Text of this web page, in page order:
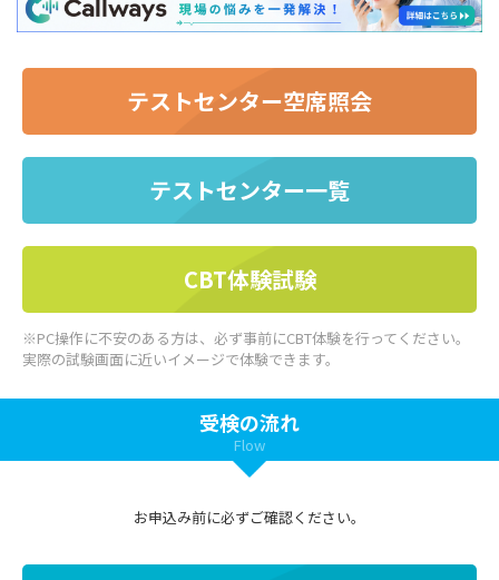
テストセンター空席照会
テストセンター一覧
CBT体験試験
※PC操作に不安のある方は、必ず事前にCBT体験を行ってください。
実際の試験画面に近いイメージで体験できます。
受検の流れ
Flow
お申込み前に必ずご確認ください。